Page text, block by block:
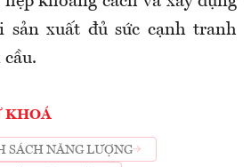
sản xuất đủ sức cạnh tranh
KHOÁ
SÁCH NĂNG LƯỢNG